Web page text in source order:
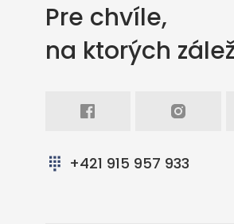
Pre chvíle,
na ktorých
+421 915 957 933